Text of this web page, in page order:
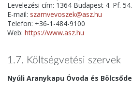
Levelezési cím: 1364 Budapest 4. Pf. 54.
E-mail: szamvevoszek@asz.hu
Telefon: +36-1-484-9100
Web: https://www.asz.hu
1.7. Költségvetési szervek
Nyúli Aranykapu Óvoda és Bölcsőde